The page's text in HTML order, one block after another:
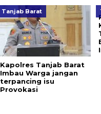
Tanjab Barat
Kapolres Tanjab Barat
Imbau Warga jangan
terpancing isu
Provokasi